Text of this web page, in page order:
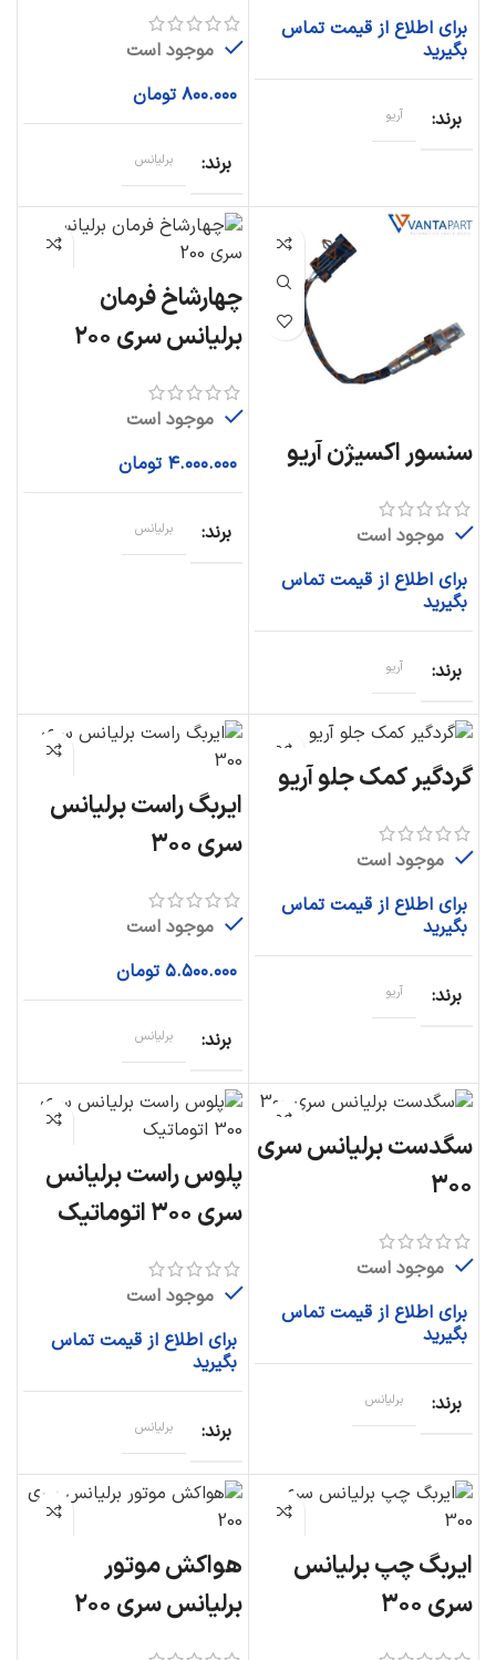
برای اطلاع از قیمت تماس
بگیرید
برند آریو
موجود است
۸۰۰.۰۰۰ تومان
برند برلیانس
سنسور اکسیژن آریو
موجود است
برای اطلاع از قیمت تماس
بگیرید
برند آریو
چهارشاخ فرمان
برلیانس سری ۲۰۰
موجود است
۴.۰۰۰.۰۰۰ تومان
برند برلیانس
گردگیر کمک جلو آریو
موجود است
برای اطلاع از قیمت تماس
بگیرید
برند آریو
ایربگ راست برلیانس
سری ۳۰۰
موجود است
۵.۵۰۰.۰۰۰ تومان
برند برلیانس
سگدست برلیانس سری
۳۰۰
موجود است
برای اطلاع از قیمت تماس
بگیرید
برند برلیانس
پلوس راست برلیانس
سری ۳۰۰ اتوماتیک
موجود است
برای اطلاع از قیمت تماس
بگیرید
برند برلیانس
ایربگ چپ برلیانس
سری ۳۰۰
هواکش موتور
برلیانس سری ۲۰۰